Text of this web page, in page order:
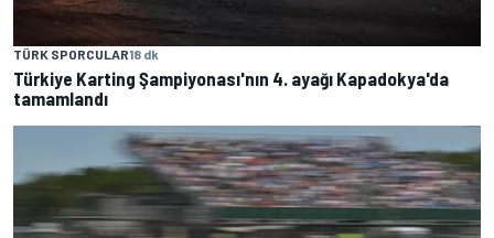
TÜRK SPORCULAR18 dk
Türkiye Karting Şampiyonası'nın 4. ayağı Kapadokya'da
tamamlandı